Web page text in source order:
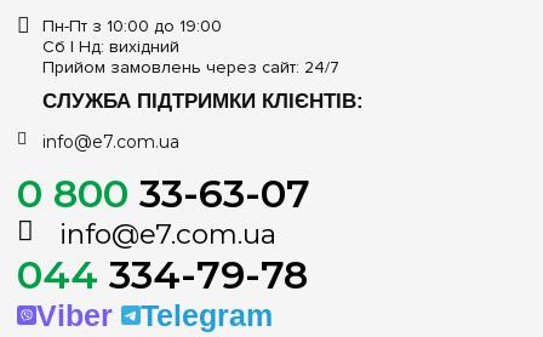
Пн-Пт з 10:00 до 19:00
Сб | Нд: вихідний
Прийом замовлень через сайт: 24/7
СЛУЖБА ПІДТРИМКИ КЛІЄНТІВ:
info@e7.com.ua
0 800 33-63-07
info@e7.com.ua
044 334-79-78
Viber Telegram